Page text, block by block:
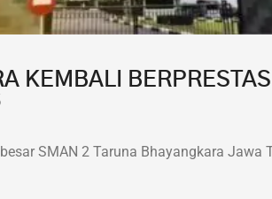
KEMBALI
SMAN 2 Taruna Bhayangkara Jawa